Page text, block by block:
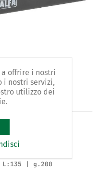
pialla
per il FAI DA TE
| g.200
offrire i nostri
i nostri servizi,
utilizzo dei